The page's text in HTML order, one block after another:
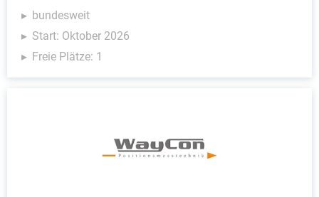
bundesweit
Start: Oktober 2026
Freie Plätze: 1